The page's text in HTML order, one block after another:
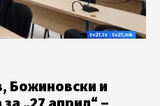
Божиновски и